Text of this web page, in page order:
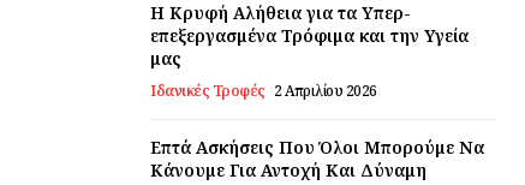
Η Κρυφή Αλήθεια για τα Υπερ-
επεξεργασμένα Τρόφιμα και την Υγεία
μας
Ιδανικές Τροφές 2 Απριλίου 2026
Επτά Ασκήσεις Που Όλοι Μπορούμε Να
Κάνουμε Για Αντοχή Και Δύναμη